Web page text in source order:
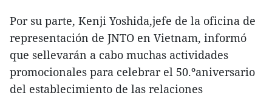
Por su parte, Kenji Yoshida,jefe de la oficina de
representación de JNTO en Vietnam, informó
que sellevarán a cabo muchas actividades
promocionales para celebrar el 50.ºaniversario
del establecimiento de las relaciones